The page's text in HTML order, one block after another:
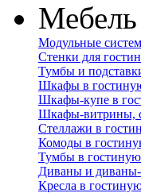
Мебель
Модульные
Стенки для
Тумбы и
Шкафы в
Шкафы-купе в
Шкафы-витрины,
Стеллажи в
Комоды в
Тумбы в гостиную
Диваны и диваны-
Кресла в